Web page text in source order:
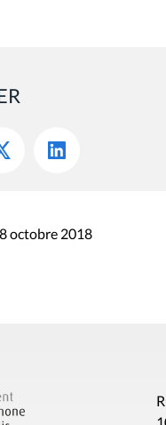
octobre 2018